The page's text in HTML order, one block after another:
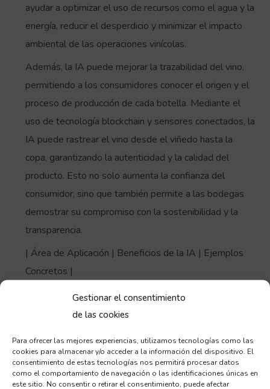
Gestionar el consentimiento
de las cookies
Para ofrecer las mejores experiencias, utilizamos tecnologías como las
cookies para almacenar y/o acceder a la información del dispositivo. El
consentimiento de estas tecnologías nos permitirá procesar datos
como el comportamiento de navegación o las identificaciones únicas en
este sitio. No consentir o retirar el consentimiento, puede afectar
ayudar a optimizar el uso de recursos como el agua y la
energía, reducir el desperdicio y minimizar el impacto
ambiental de las operaciones vinícolas.
Además, la IA puede mejorar la trazabilidad del vino,
permitiendo a los consumidores conocer el origen y el
proceso de producción de cada botella. Mediante el
uso de tecnología blockchain y sensores conectados, la
IA puede rastrear el vino desde el viñedo hasta la
copa, garantizando la autenticidad y la calidad del
producto. Esto no solo aumenta la confianza del
consumidor, sino que también permite a las bodegas
demostrar su compromiso con la sostenibilidad y la
transparencia.
| Área de Aplicación | Beneficios de la IA | Ejemplos
Concretos |
de enfermedades | Riego inteligente, fertilización
variable, control de plagas dirigido |
| Enología Asistida por IA | Mejora de la calidad del